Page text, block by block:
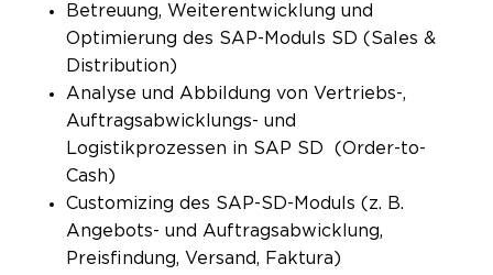
Betreuung, Weiterentwicklung und
Optimierung des SAP-Moduls SD (Sales &
Distribution)
Analyse und Abbildung von Vertriebs-,
Auftragsabwicklungs- und
Logistikprozessen in SAP SD (Order-to-
Cash)
Customizing des SAP-SD-Moduls (z. B.
Angebots- und Auftragsabwicklung,
Preisfindung, Versand, Faktura)